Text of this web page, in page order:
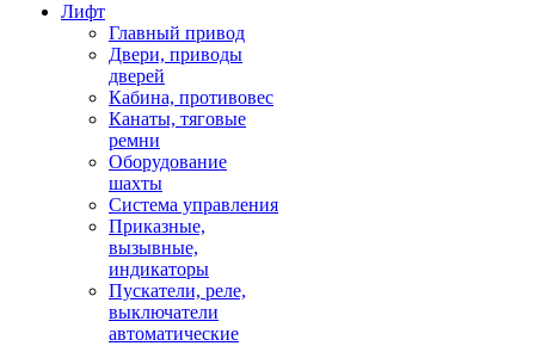
Лифт
Главный привод
Двери, приводы
дверей
Кабина, противовес
Канаты, тяговые
ремни
Оборудование
шахты
Система управления
Приказные,
вызывные,
индикаторы
Пускатели, реле,
выключатели
автоматические